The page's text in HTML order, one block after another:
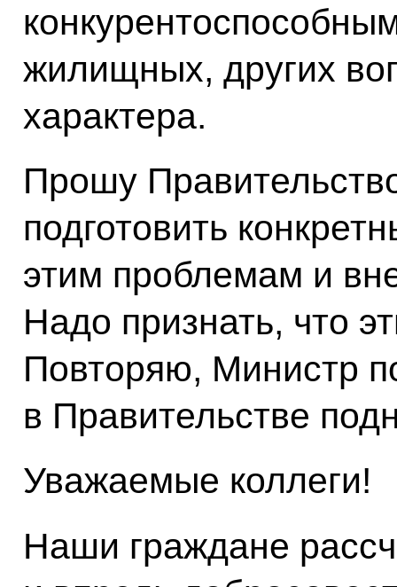
жилищных, других
характера.
Прошу
подготовить
этим проблемам и
Надо признать, что
Повторяю, Министр
в Правительстве
Уважаемые коллеги!
Наши граждане